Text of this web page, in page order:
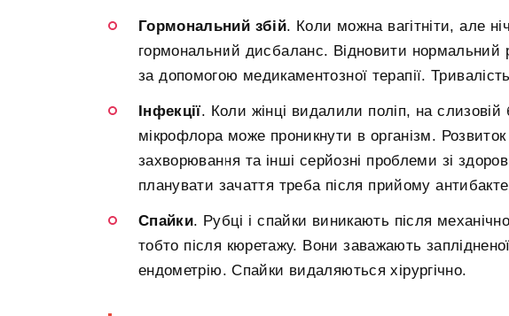
Гормональний збій. Коли можна вагітніти, але
гормональний дисбаланс. Відновити нормальний
за допомогою медикаментозної терапії.
Інфекції. Коли жінці видалили поліп, на слизовій
мікрофлора може проникнути в організм.
захворювання та інші серйозні проблеми зі
планувати зачаття треба після прийому
Спайки. Рубці і спайки виникають після
тобто після кюретажу. Вони заважають
ендометрію. Спайки видаляються хірургічно.